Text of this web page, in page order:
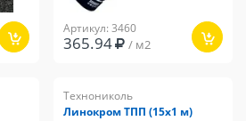
Артикул: 3460
365.94 / м2
Технониколь
Линокром ТПП (15х1 м)